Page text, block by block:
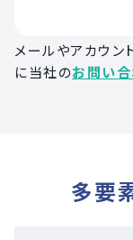
メールやアカウン
に当社のお問い
多要